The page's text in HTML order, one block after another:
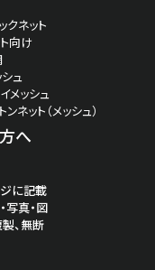
クネット
向け
ュ
メッシュ
ネット（メッシュ）
へ
に記載
写真・図
、無断